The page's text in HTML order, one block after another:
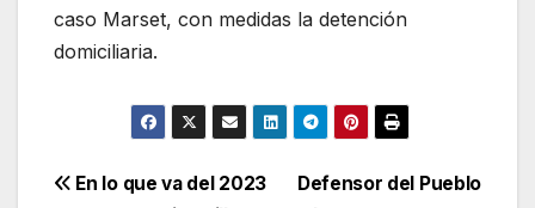
caso Marset, con medidas la detención
domiciliaria.
Navegación
Defensor del Pueblo
En lo que va del 2023